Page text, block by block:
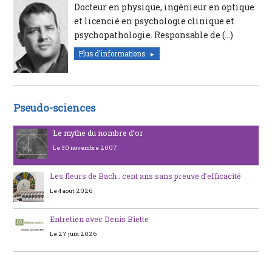
Docteur en physique, ingénieur en optique
et licencié en psychologie clinique et
psychopathologie. Responsable de (…)
Plus d'informations
Pseudo-sciences
Le mythe du nombre d’or
Le 30 novembre 2007
Les fleurs de Bach : cent ans sans preuve d’efficacité
Le 4 août 2026
Entretien avec Denis Biette
Le 27 juin 2026